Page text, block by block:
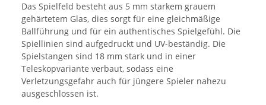
Das Spielfeld besteht aus 5 mm starkem grauem
gehärtetem Glas, dies sorgt für eine gleichmäßige
Ballführung und für ein authentisches Spielgefühl. Die
Spiellinien sind aufgedruckt und UV-beständig. Die
Spielstangen sind 18 mm stark und in einer
Teleskopvariante verbaut, sodass eine
Verletzungsgefahr auch für jüngere Spieler nahezu
ausgeschlossen ist.